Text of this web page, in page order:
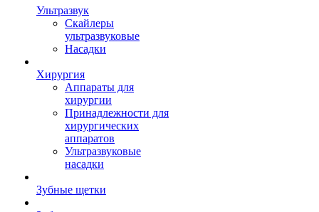
Ультразвук
Скайлеры
ультразвуковые
Насадки
Хирургия
Аппараты для
хирургии
Принадлежности для
хирургических
аппаратов
Ультразвуковые
насадки
Зубные щетки